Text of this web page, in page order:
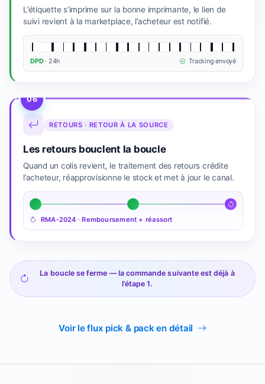
L’étiquette s’imprime sur la bonne imprimante, le lien de
suivi revient à la marketplace, l’acheteur est notifié.
DPD· 24h Tracking envoyé
06
RETOURS · RETOUR À LA SOURCE
Les retours bouclent la boucle
Quand un colis revient, le traitement des retours crédite
l’acheteur, réapprovisionne le stock et met à jour le canal.
RMA-2024 · Remboursement + réassort
La boucle se ferme — la commande suivante est déjà à
l’étape 1.
Voir le flux pick & pack en détail